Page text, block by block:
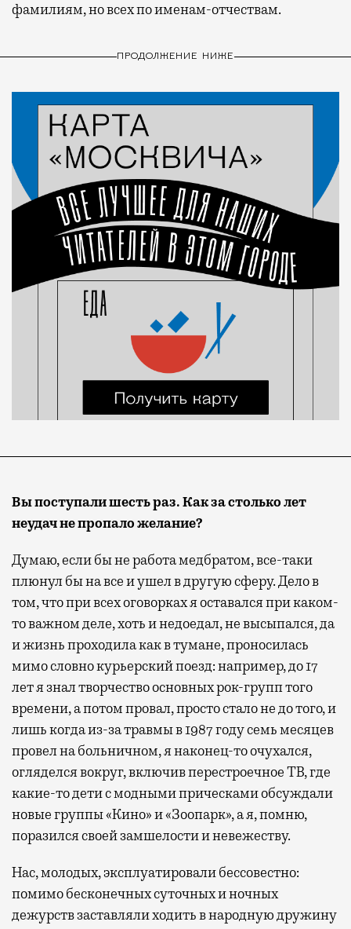
фамилиям, но всех по именам-отчествам.
ПРОДОЛЖЕНИЕ НИЖЕ
Вы поступалишестьраз. Как за столько лет
неудач не пропало желание?
Думаю, если бы не работа медбратом, все-таки
плюнул бы на все и ушел в другую сферу. Дело в
том, что при всех оговорках я оставался при каком-
то важном деле, хоть и недоедал, не высыпался, да
и жизнь проходила как в тумане, проносилась
мимо словно курьерский поезд: например, до 17
лет я знал творчество основных рок-групп того
времени, а потом провал, просто стало не до того, и
лишь когда из-за травмы в 1987 году семь месяцев
провел на больничном, я наконец-то очухался,
огляделся вокруг, включив перестроечное ТВ, где
какие-то дети с модными прическами обсуждали
новые группы «Кино» и «Зоопарк», а я, помню,
поразился своей замшелости и невежеству.
Нас, молодых, эксплуатировали бессовестно:
помимо бесконечных суточных и ночных
дежурств заставляли ходить в народную дружину